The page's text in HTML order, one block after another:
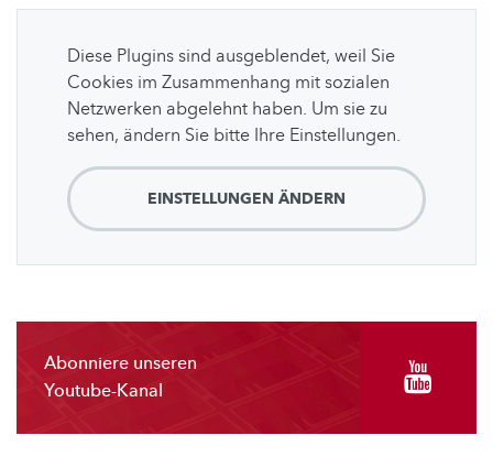
Diese Plugins sind ausgeblendet, weil Sie
Cookies im Zusammenhang mit sozialen
Netzwerken abgelehnt haben. Um sie zu
sehen, ändern Sie bitte Ihre Einstellungen.
EINSTELLUNGEN ÄNDERN
Abonniere unseren
Youtube-Kanal